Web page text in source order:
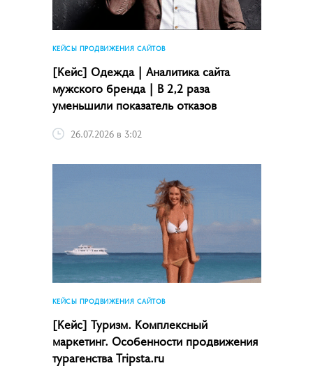
КЕЙСЫ ПРОДВИЖЕНИЯ САЙТОВ
[Кейс] Одежда | Аналитика сайта
мужского бренда | В 2,2 раза
уменьшили показатель отказов
26.07.2026 в 3:02
КЕЙСЫ ПРОДВИЖЕНИЯ САЙТОВ
[Кейс] Туризм. Комплексный
маркетинг. Особенности продвижения
турагенства Tripsta.ru